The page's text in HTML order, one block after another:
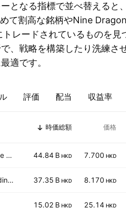
となる指標で並べ替えると
て割高な銘柄やNine
レードされているものを見
、戦略を構築したり洗練さ
適です。
評価 配当 収益率
時価総額 価格
China International Marine Containers (Group) Co., Ltd Class H 44.84 B HKD 7.700 HKD
Nine Dragons Paper Holdings Ltd. 37.35 B HKD 8.170 HKD
15.02 B HKD 25.14 HKD